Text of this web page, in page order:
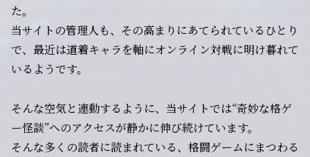
た。
当サイトの管理人も、その高まりにあてられているひとり
で、最近は道着キャラを軸にオンライン対戦に明け暮れて
いるようです。
そんな空気と連動するように、当サイトでは“奇妙な格ゲ
ー怪談”へのアクセスが静かに伸び続けています。
そんな多くの読者に読まれている、格闘ゲームにまつわる